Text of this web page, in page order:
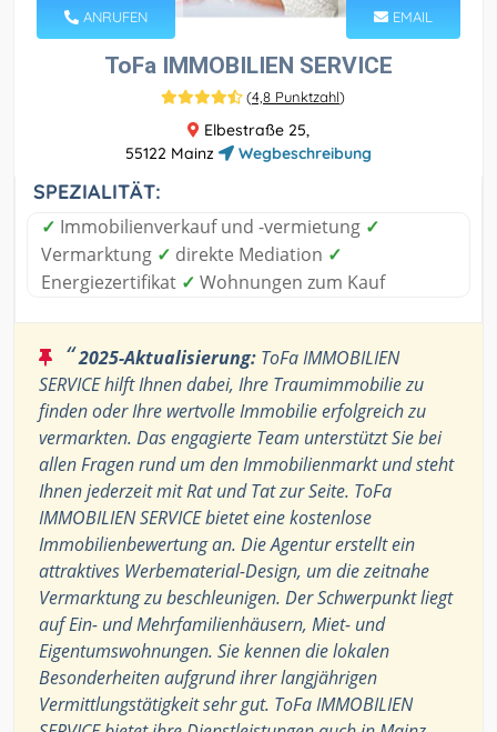
ANRUFEN EMAIL
ToFa IMMOBILIEN SERVICE
(4,8 Punktzahl)
Elbestraße 25,
55122 Mainz
Wegbeschreibung
SPEZIALITÄT:
✓ Immobilienverkauf und -vermietung ✓
Vermarktung ✓ direkte Mediation ✓
Energiezertifikat ✓ Wohnungen zum Kauf
“2025-Aktualisierung: ToFa IMMOBILIEN
SERVICE hilft Ihnen dabei, Ihre Traumimmobilie zu
finden oder Ihre wertvolle Immobilie erfolgreich zu
vermarkten. Das engagierte Team unterstützt Sie bei
allen Fragen rund um den Immobilienmarkt und steht
Ihnen jederzeit mit Rat und Tat zur Seite. ToFa
IMMOBILIEN SERVICE bietet eine kostenlose
Immobilienbewertung an. Die Agentur erstellt ein
attraktives Werbematerial-Design, um die zeitnahe
Vermarktung zu beschleunigen. Der Schwerpunkt liegt
auf Ein- und Mehrfamilienhäusern, Miet- und
Eigentumswohnungen. Sie kennen die lokalen
Besonderheiten aufgrund ihrer langjährigen
Vermittlungstätigkeit sehr gut. ToFa IMMOBILIEN